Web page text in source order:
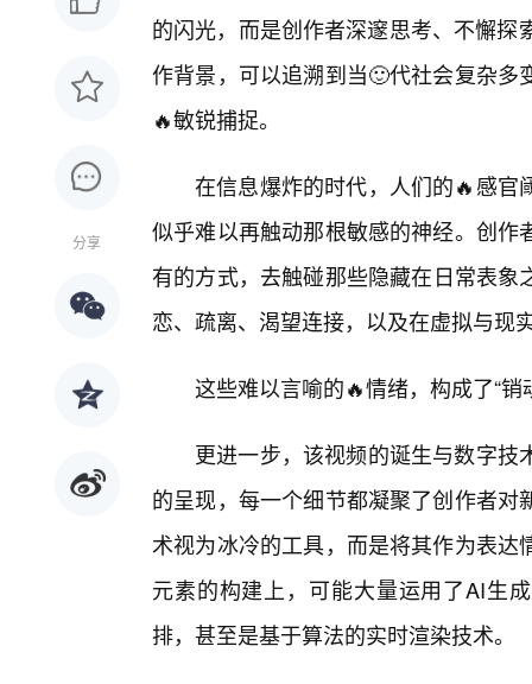
分享
的闪光，而是创作者深邃思考、不懈探
作背景，可以追溯到当🙂代社会复杂
🔥敏锐捕捉。
在信息爆炸的时代，人们的🔥感官
似乎难以再触动那根敏感的神经。创
有的方式，去触碰那些隐藏在日常表
恋、疏离、渴望连接，以及在虚拟与现
这些难以言喻的🔥情绪，构成了“
更进一步，该视频的诞生与数字
的呈现，每一个细节都凝聚了创作者
术视为冰冷的工具，而是将其作为表
元素的构建上，可能大量运用了AI生
排，甚至是基于算法的实时渲染技术。